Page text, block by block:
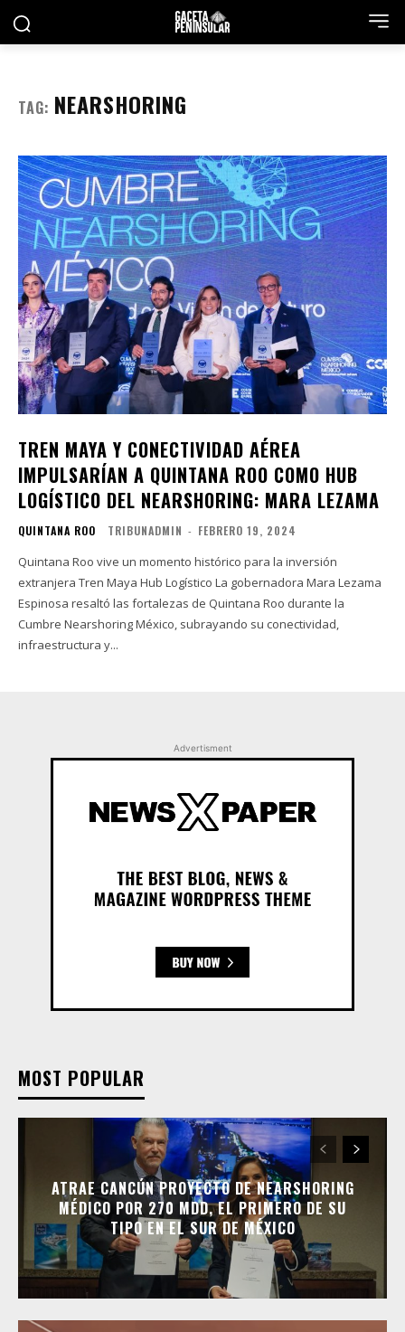
TAG: NEARSHORING
TREN MAYA Y CONECTIVIDAD AÉREA
IMPULSARÍAN A QUINTANA ROO COMO HUB
LOGÍSTICO DEL NEARSHORING: MARA LEZAMA
QUINTANA ROO TRIBUNADMIN - FEBRERO 19, 2024
Quintana Roo vive un momento histórico para la inversión
extranjera Tren Maya Hub Logístico La gobernadora Mara Lezama
Espinosa resaltó las fortalezas de Quintana Roo durante la
Cumbre Nearshoring México, subrayando su conectividad,
infraestructura y...
Advertisment
MOST POPULAR
ATRAE CANCÚN PROYECTO DE NEARSHORING
MÉDICO POR 270 MDD, EL PRIMERO DE SU
TIPO EN EL SUR DE MÉXICO